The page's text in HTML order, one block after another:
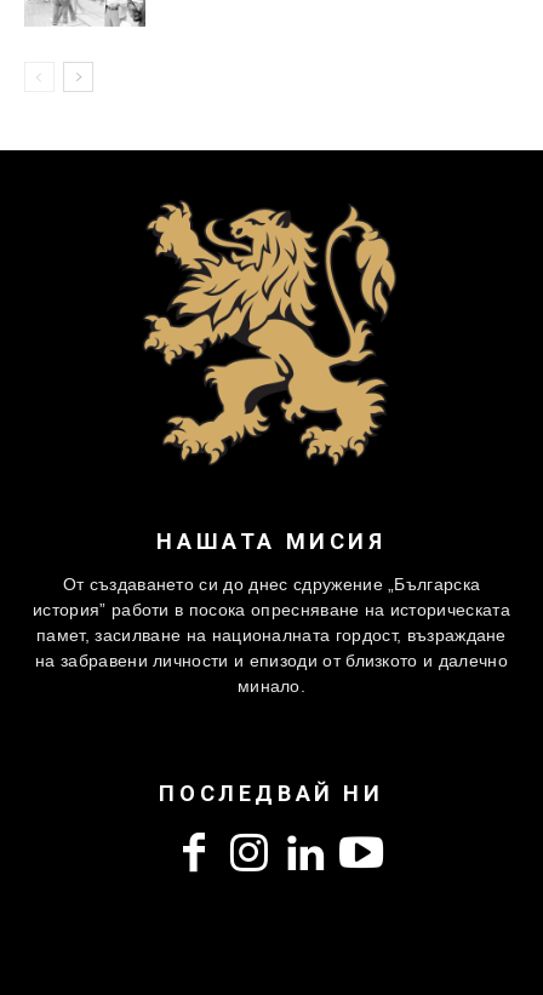
НАШАТА МИСИЯ
От създаването си до днес сдружение „Българска
история” работи в посока опресняване на историческата
памет, засилване на националната гордост, възраждане
на забравени личности и епизоди от близкото и далечно
минало.
ПОСЛЕДВАЙ НИ